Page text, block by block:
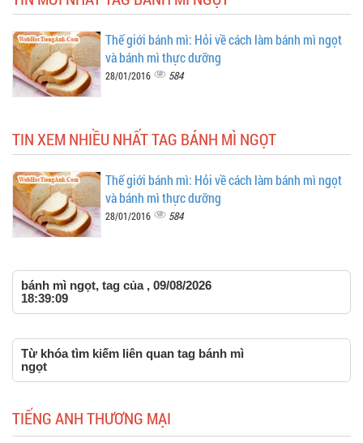
Thế giới bánh mì: Hỏi về cách làm bánh mì ngọt
và bánh mì thực dưỡng
28/01/2016 584
TIN XEM NHIỀU NHẤT TAG BÁNH MÌ NGỌT
Thế giới bánh mì: Hỏi về cách làm bánh mì ngọt
và bánh mì thực dưỡng
28/01/2016 584
bánh mì ngọt, tag của , 09/08/2026
18:39:09
Từ khóa tìm kiếm liên quan tag bánh mì
ngọt
TIẾNG ANH THƯƠNG MẠI